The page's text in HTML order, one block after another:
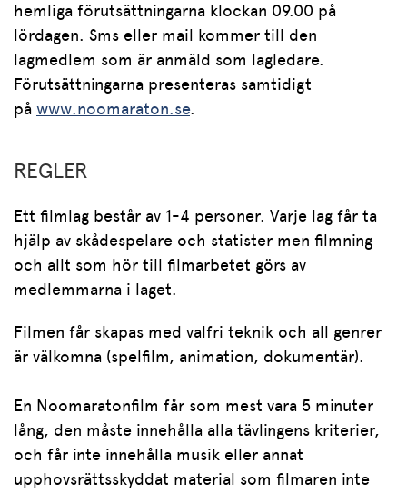
hemliga förutsättningarna klockan 09.00 på
lördagen. Sms eller mail kommer till den
lagmedlem som är anmäld som lagledare.
Förutsättningarna presenteras samtidigt
på www.noomaraton.se.
REGLER
Ett filmlag består av 1-4 personer. Varje lag får ta
hjälp av skådespelare och statister men filmning
och allt som hör till filmarbetet görs av
medlemmarna i laget.
Filmen får skapas med valfri teknik och all genrer
är välkomna (spelfilm, animation, dokumentär).
En Noomaratonfilm får som mest vara 5 minuter
lång, den måste innehålla alla tävlingens kriterier,
och får inte innehålla musik eller annat
upphovsrättsskyddat material som filmaren inte